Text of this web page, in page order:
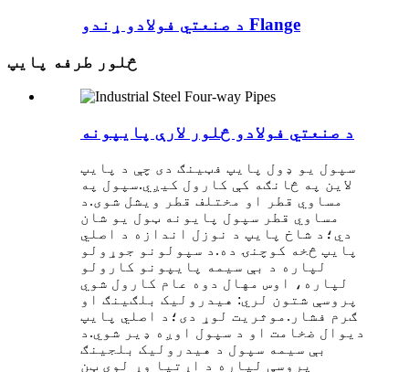
د صنعتي فولادو ړندو Flange
څلور طرفه پایپ
د صنعتي فولادو څلور لارې پایپونه
سپول یو ډول پایپ فټینګ دی چې د پایپ
لاین په څانګه کې کارول کیږي.سپول په
مساوي قطر او مختلف قطر ویشل شوی.د
مساوي قطر سپول پایونه ټول یو شان
دي؛د شاخ پایپ د نوزل ​​اندازه د اصلي
پایپ څخه کوچنۍ ده.د سپولونو جوړولو
لپاره د بې سیمه پایپونو کارولو
لپاره، اوس مهال دوه عام کارول شوي
پروسې شتون لري: هیدرولیک بلګینګ او
ګرم فشار.موثریت لوړ دی؛د اصلي پایپ
دیوال ضخامت او د سپول اوږه ډیر شوي.د
بې سیمه سپول د هیدرولیک بلجینګ
پروسې لپاره د اړتیا وړ لوی ټن